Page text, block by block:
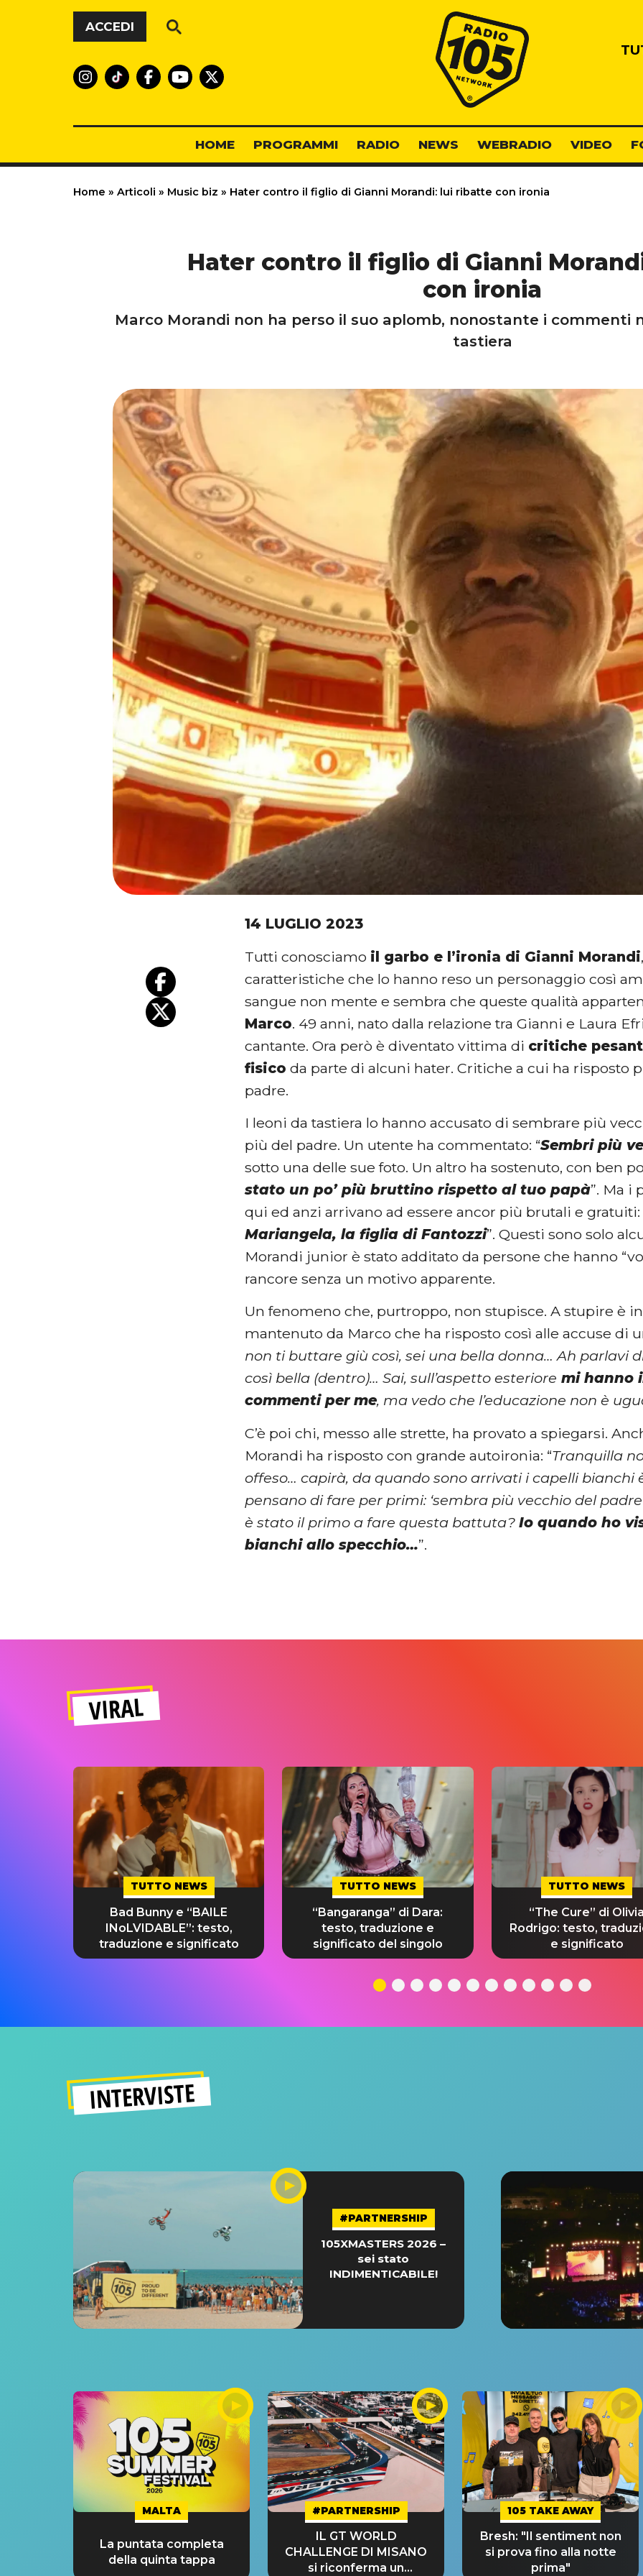
Vai al contenuto
ACCEDI
Radio 105
HOME PROGRAMMI RADIO NEWS WEBRADIO VIDEO
Home » Articoli » Music biz » Hater contro il figlio di Gianni Morandi: lui ribatte con ironia
Hater contro il figlio di Gianni
con ironia
Marco Morandi non ha perso il suo aplomb, nonostante i commenti
tastiera
14 LUGLIO 2023
Tutti conosciamo il garbo e l’ironia di Gianni Morandi
caratteristiche che lo hanno reso un personaggio così
sangue non mente e sembra che queste qualità
Marco. 49 anni, nato dalla relazione tra Gianni e Laura
cantante. Ora però è diventato vittima di critiche
fisico da parte di alcuni hater. Critiche a cui ha risposto
padre.
I leoni da tastiera lo hanno accusato di sembrare più
più del padre. Un utente ha commentato: “Sembri più
sotto una delle sue foto. Un altro ha sostenuto, con ben
stato un po’ più bruttino rispetto al tuo papà”. Ma i
qui ed anzi arrivano ad essere ancor più brutali e gratuiti:
Mariangela, la figlia di Fantozzi”. Questi sono solo
Morandi junior è stato additato da persone che hanno
rancore senza un motivo apparente.
Un fenomeno che, purtroppo, non stupisce. A stupire è
mantenuto da Marco che ha risposto così alle accuse di
non ti buttare giù così, sei una bella donna… Ah parlavi
così bella (dentro)… Sai, sull’aspetto esteriore mi hanno
commenti per me, ma vedo che l’educazione non è
C’è poi chi, messo alle strette, ha provato a spiegarsi.
Morandi ha risposto con grande autoironia: “Tranquilla
offeso… capirà, da quando sono arrivati i capelli
pensano di fare per primi: ‘sembra più vecchio del
è stato il primo a fare questa battuta?Io quando ho
bianchi allo specchio…”.
VIRAL
TUTTO NEWS
Bad Bunny e “BAILE
INoLVIDABLE”: testo,
traduzione e significato
TUTTO NEWS
“Bangaranga” di Dara:
testo, traduzione e
significato del singolo
TUTTO NEWS
“The Cure” di Olivia
Rodrigo: testo,
e significato
INTERVISTE
#PARTNERSHIP
105XMASTERS 2026 –
sei stato
INDIMENTICABILE!
MALTA
La puntata completa
della quinta tappa
#PARTNERSHIP
IL GT WORLD
CHALLENGE DI MISANO
si riconferma un
105 TAKE AWAY
Bresh: "Il sentiment non
si prova fino alla notte
prima"